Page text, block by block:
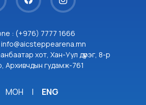
: (+976) 7777 1666
info@aicsteppearena.mn
хот, Хан-Уул дүүрэг, 8-р
Архивчдын гудамж-761
МОН | ENG